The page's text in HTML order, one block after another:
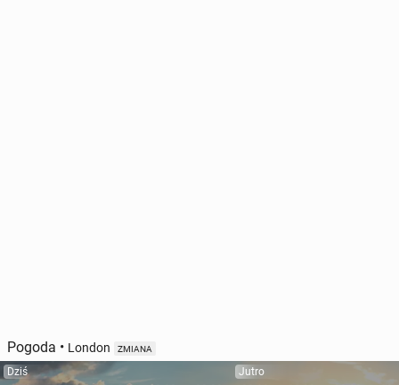
Pogoda • London ZMIANA
Dziś
Jutro